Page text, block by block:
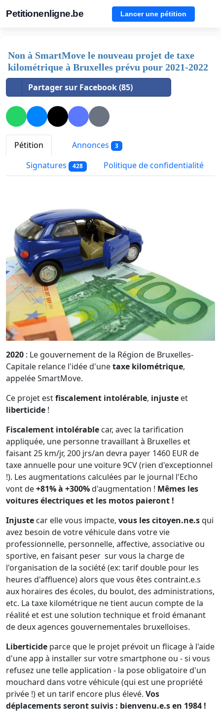
Petitionenligne.be Lancer une pétition
Non à SmartMove le nouveau projet de taxe
kilométrique à Bruxelles prévu pour 2021-2022
Partager sur Facebook (85)
Pétition Annonces 3
Signatures 428 Politique de confidentialité
2020 : Le gouvernement de la Région de Bruxelles-
Capitale relance l'idée d'unetaxe kilométrique,
appelée SmartMove.
Ce projet estfiscalement intolérable, injuste et
liberticide !
Fiscalement intolérable car, avec la tarification
appliquée, une personne travaillant à Bruxelles et
faisant 25 km/jr, 200 jrs/an devra payer 1460 EUR de
taxe annuelle pour une voiture 9CV (rien d'exceptionnel
!). Les augmentations calculées par le journal l'Echo
vont de+81% à +300%d'augmentation ! Mêmes les
voitures électriques et les motos paieront !
Injuste car elle vous impacte, vous les citoyen.ne.squi
avez besoin de votre véhicule dans votre vie
professionnelle, personnelle, affective, associative ou
sportive, en faisant peser sur vous la charge de
l'organisation de la société (ex: tarif double pour les
heures d'affluence) alors que vous êtes contraint.e.s
aux horaires des écoles, du boulot, des administrations,
etc. La taxe kilométrique ne tient aucun compte de la
réalité et est une solution technique et froid émanant
de deux agences gouvernementales bruxelloises.
Liberticide parce que le projet prévoit un flicage à l'aide
d'une app à installer sur votre smartphone ou - si vous
refusez une telle application - la pose obligatoire d'un
mouchard dans votre véhicule (qui est une propriété
privée !) et un tarif encore plus élevé. Vos
déplacements seront suivis : bienvenu.e.s en 1984 !